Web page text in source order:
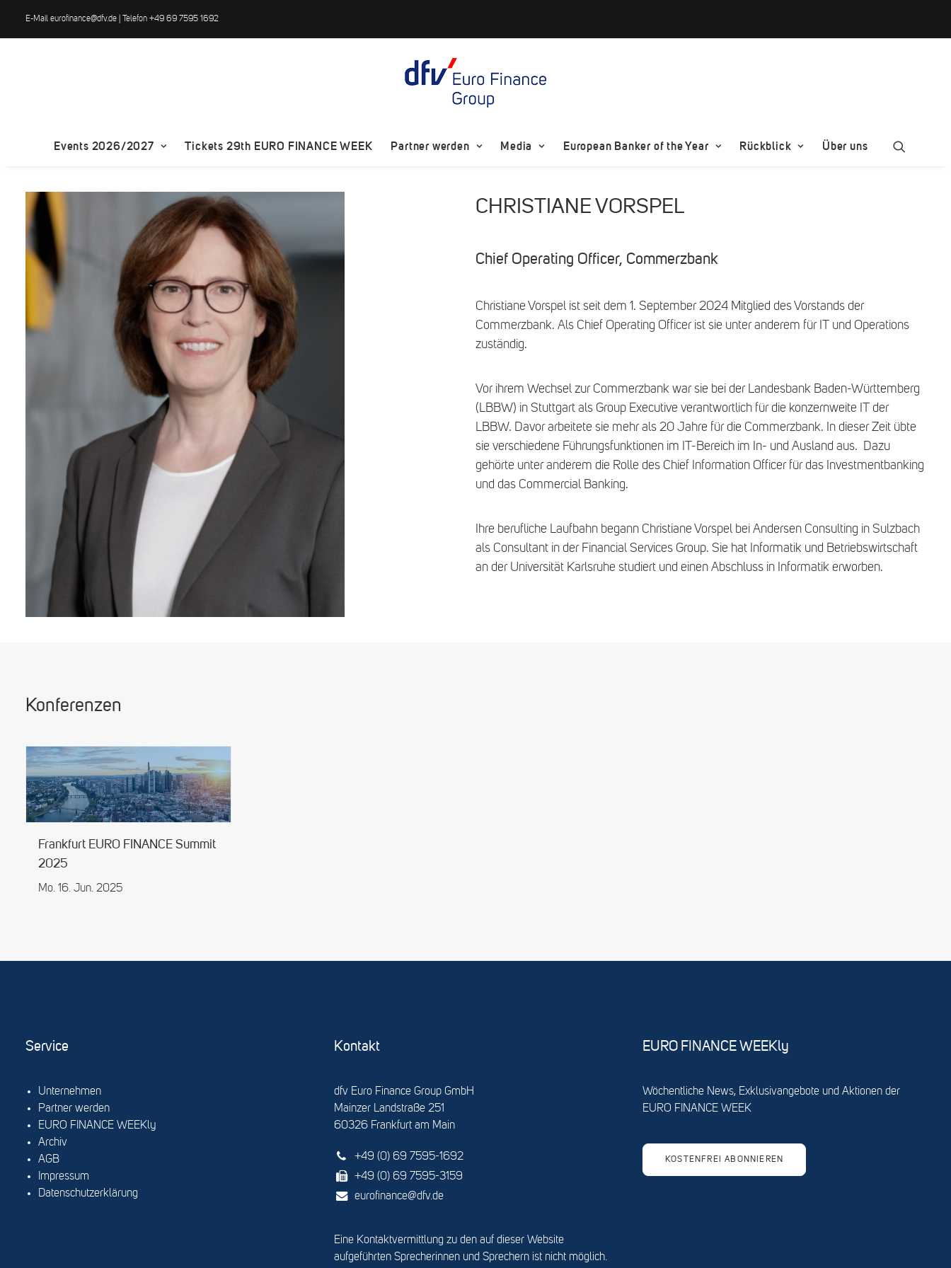
E-Mail eurofinance@dfv.de | Telefon +49 69 7595 1692
Events 2026/2027 Tickets 29th EURO FINANCE WEEK Partner werden Media European Banker of the Year Rückblick Über uns
CHRISTIANE VORSPEL
Chief Operating Officer, Commerzbank
Christiane Vorspel ist seit dem 1. September 2024 Mitglied des Vorstands der
Commerzbank. Als Chief Operating Officer ist sie unter anderem für IT und Operations
zuständig.
Vor ihrem Wechsel zur Commerzbank war sie bei der Landesbank Baden-Württemberg
(LBBW) in Stuttgart als Group Executive verantwortlich für die konzernweite IT der
LBBW. Davor arbeitete sie mehr als 20 Jahre für die Commerzbank. In dieser Zeit übte
sie verschiedene Führungsfunktionen im IT-Bereich im In- und Ausland aus. Dazu
gehörte unter anderem die Rolle des Chief Information Officer für das Investmentbanking
und das Commercial Banking.
Ihre berufliche Laufbahn begann Christiane Vorspel bei Andersen Consulting in Sulzbach
als Consultant in der Financial Services Group. Sie hat Informatik und Betriebswirtschaft
an der Universität Karlsruhe studiert und einen Abschluss in Informatik erworben.
Konferenzen
Frankfurt EURO FINANCE Summit
2025
Mo. 16. Jun. 2025
Service
Unternehmen
Partner werden
EURO FINANCE WEEKly
Archiv
AGB
Impressum
Datenschutzerklärung
Kontakt
dfv Euro Finance Group GmbH
Mainzer Landstraße 251
60326 Frankfurt am Main
+49 (0) 69 7595-1692
+49 (0) 69 7595-3159
eurofinance@dfv.de
Eine Kontaktvermittlung zu den auf dieser Website
aufgeführten Sprecherinnen und Sprechern ist nicht möglich.
EURO FINANCE WEEKly
Wöchentliche News, Exklusivangebote und Aktionen der
EURO FINANCE WEEK
KOSTENFREI ABONNIEREN